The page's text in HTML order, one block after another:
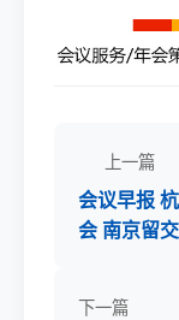
上一篇
会议早报
会 南京留
下一篇